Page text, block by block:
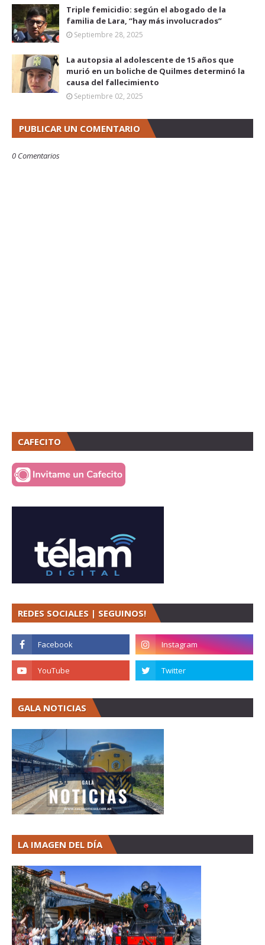
Triple femicidio: según el abogado de la
familia de Lara, “hay más involucrados”
Septiembre 28, 2025
La autopsia al adolescente de 15 años que
murió en un boliche de Quilmes determinó la
causa del fallecimiento
Septiembre 02, 2025
PUBLICAR UN COMENTARIO
0 Comentarios
CAFECITO
REDES SOCIALES | SEGUINOS!
GALA NOTICIAS
LA IMAGEN DEL DÍA